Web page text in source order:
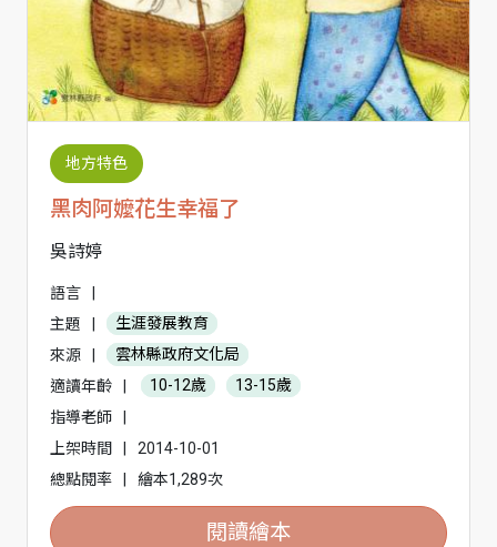
地方特色
黑肉阿嬤花生幸福了
吳詩婷
語言
|
主題
|
生涯發展教育
來源
|
雲林縣政府文化局
適讀年齡
| 10-12歲
13-15歲
指導老師
|
上架時間
|
2014-10-01
總點閱率
| 繪本1,289次
閱讀繪本